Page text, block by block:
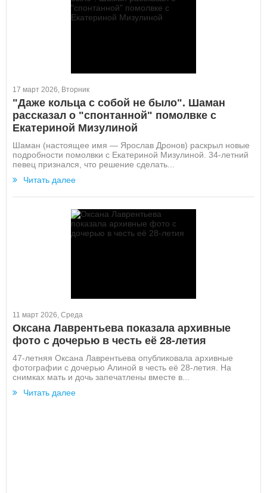
17 март 2026, Вторник
"Даже кольца с собой не было". Шаман
рассказал о "спонтанной" помолвке с
Екатериной Мизулиной
Шаман (настоящее имя — Ярослав Дронов) раскрыл новые
подробности помолвки с Екатериной Мизулиной. 34-летний
певец признался, что решение сделать...
Читать далее
11 март 2026, Среда
Оксана Лаврентьева показала архивные
фото с дочерью в честь её 28-летия
47-летняя Оксана Лаврентьева опубликовала архивные
фотографии с дочерью Алиной в честь её 28-летия. На
снимках мать и дочь запечатлены вместе в...
Читать далее